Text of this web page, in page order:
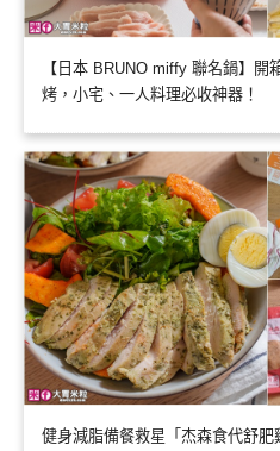
【日本 BRUNO miffy 聯名鍋】
烤，小宅、一人料理必收神器！
健身減脂備餐救星「杰森食代舒